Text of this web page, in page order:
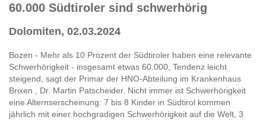
60.000 Südtiroler sind schwerhörig
Dolomiten, 02.03.2024
Bozen - Mehr als 10 Prozent der Südtiroler haben eine relevante
Schwerhörigkeit - insgesamt etwas 60.000, Tendenz leicht
steigend, sagt der Primar der HNO-Abteilung im Krankenhaus
Brixen , Dr. Martin Patscheider. Nicht immer ist Schwerhörigkeit
eine Alternserscheinung: 7 bis 8 Kinder in Südtirol kommen
jährlich mit einer hochgradigen Schwerhörigkeit auf die Welt, 3